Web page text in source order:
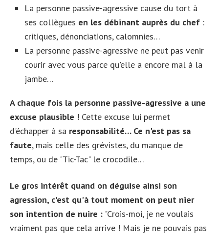
La personne passive-agressive cause du tort à
ses collègues en les débinant auprès du chef :
critiques, dénonciations, calomnies…
La personne passive-agressive ne peut pas venir
courir avec vous parce qu'elle a encore mal à la
jambe…
A chaque fois la personne passive-agressive a une
excuse plausible ! Cette excuse lui permet
d'échapper à sa responsabilité… Ce n'est pas sa
faute, mais celle des grévistes, du manque de
temps, ou de "Tic-Tac" le crocodile…
Le gros intérêt quand on déguise ainsi son
agression, c'est qu'à tout moment on peut nier
son intention de nuire : "Crois-moi, je ne voulais
vraiment pas que cela arrive ! Mais je ne pouvais pas